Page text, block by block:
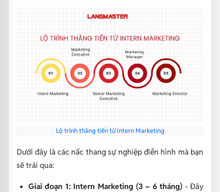
Lộ trình thăng tiến từ Intern Marketing
Dưới đây là các nấc thang sự nghiệp điển hình mà bạn
sẽ trải qua:
Giai đoạn 1: Intern Marketing (3 – 6 tháng) - Đây